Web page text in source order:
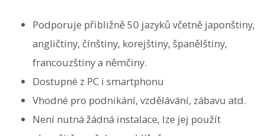
Podporuje přibližně 50 jazyků včetně japonštiny,
angličtiny, čínštiny, korejštiny, španělštiny,
francouzštiny a němčiny.
Dostupné z PC i smartphonu
Vhodné pro podnikání, vzdělávání, zábavu atd.
Není nutná žádná instalace, lze jej použít